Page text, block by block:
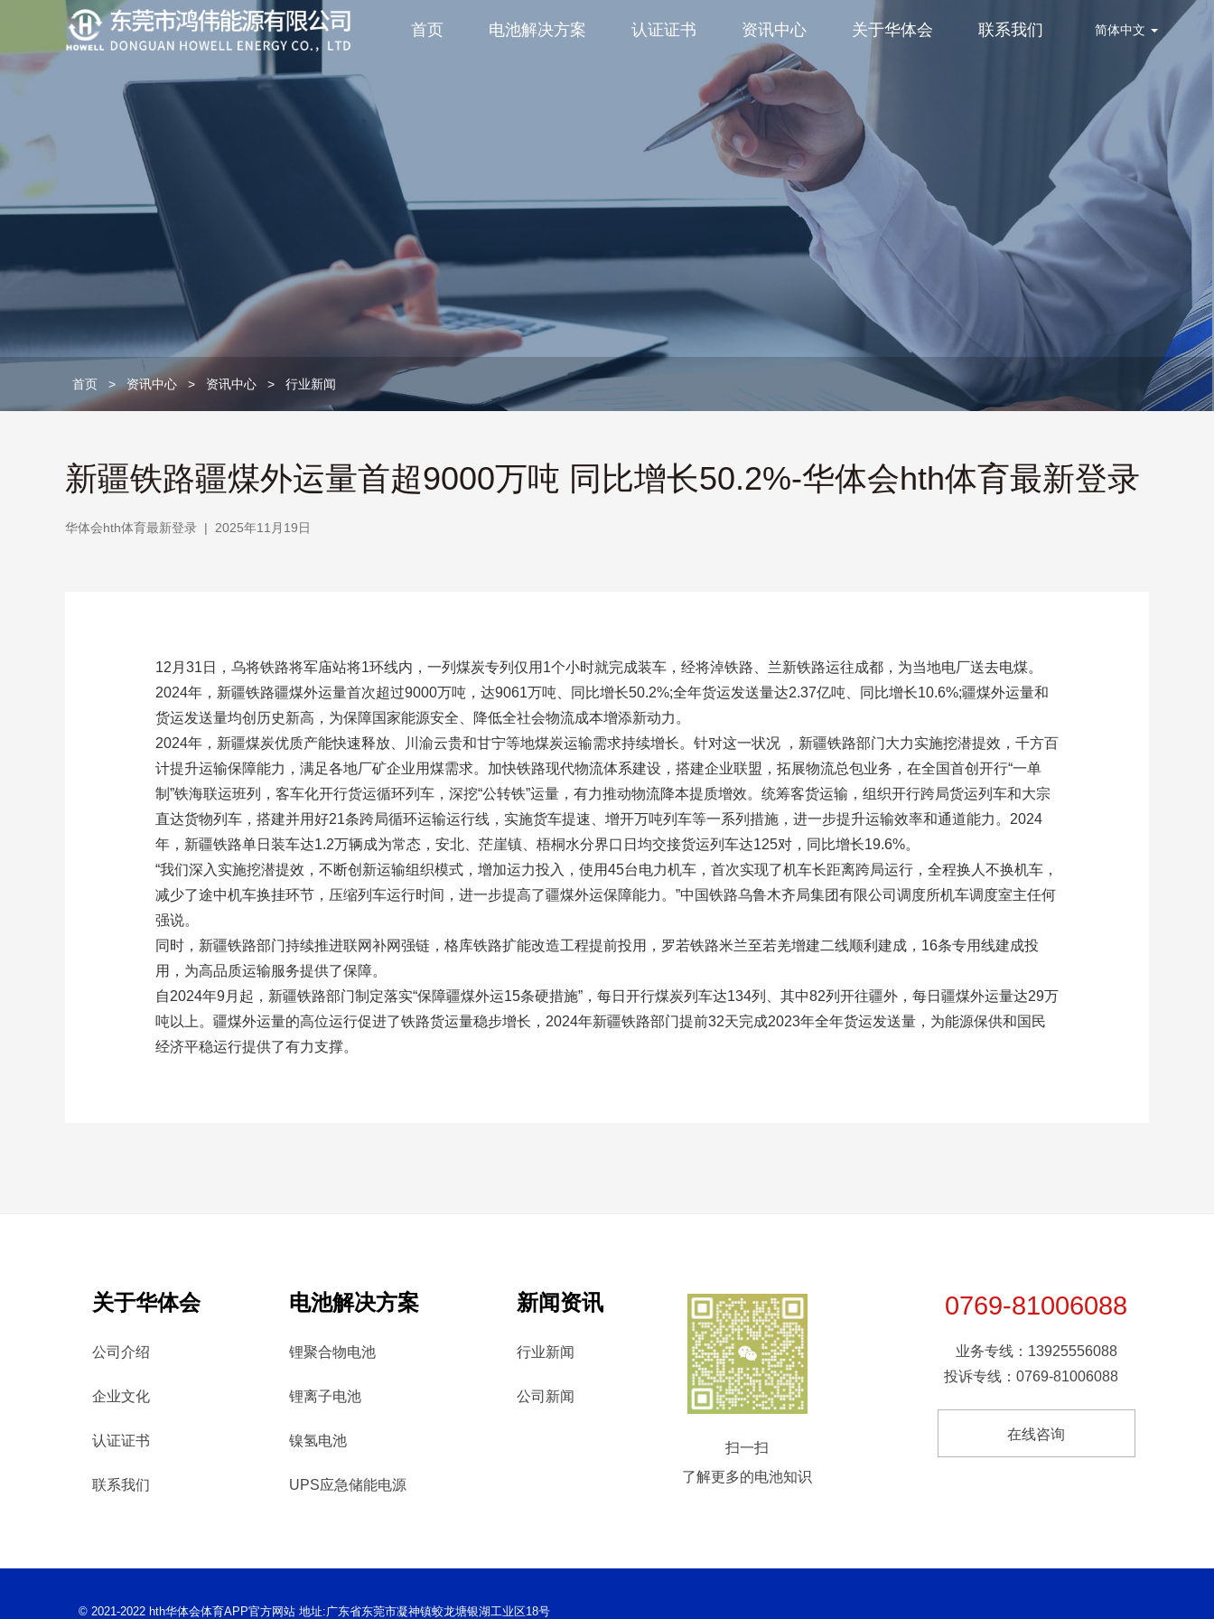
首页 电池解决方案 认证证书 资讯中心 关于华体会 联系我们 简体中文
首页 > 资讯中心 > 资讯中心 > 行业新闻
新疆铁路疆煤外运量首超9000万吨 同比增长50.2%-华体会hth体育最新登录
华体会hth体育最新登录 | 2025年11月19日
12月31日，乌将铁路将军庙站将1环线内，一列煤炭专列仅用1个小时就完成装车，经将淖铁路、兰新铁路运往成都，为当地电厂送去电煤。
2024年，新疆铁路疆煤外运量首次超过9000万吨，达9061万吨、同比增长50.2%;全年货运发送量达2.37亿吨、同比增长10.6%;疆煤外运量和
货运发送量均创历史新高，为保障国家能源安全、降低全社会物流成本增添新动力。
2024年，新疆煤炭优质产能快速释放、川渝云贵和甘宁等地煤炭运输需求持续增长。针对这一状况 ，新疆铁路部门大力实施挖潜提效，千方百
计提升运输保障能力，满足各地厂矿企业用煤需求。加快铁路现代物流体系建设，搭建企业联盟，拓展物流总包业务，在全国首创开行“一单
制”铁海联运班列，客车化开行货运循环列车，深挖“公转铁”运量，有力推动物流降本提质增效。统筹客货运输，组织开行跨局货运列车和大宗
直达货物列车，搭建并用好21条跨局循环运输运行线，实施货车提速、增开万吨列车等一系列措施，进一步提升运输效率和通道能力。2024
年，新疆铁路单日装车达1.2万辆成为常态，安北、茫崖镇、梧桐水分界口日均交接货运列车达125对，同比增长19.6%。
“我们深入实施挖潜提效，不断创新运输组织模式，增加运力投入，使用45台电力机车，首次实现了机车长距离跨局运行，全程换人不换机车，
减少了途中机车换挂环节，压缩列车运行时间，进一步提高了疆煤外运保障能力。”中国铁路乌鲁木齐局集团有限公司调度所机车调度室主任何
强说。
同时，新疆铁路部门持续推进联网补网强链，格库铁路扩能改造工程提前投用，罗若铁路米兰至若羌增建二线顺利建成，16条专用线建成投
用，为高品质运输服务提供了保障。
自2024年9月起，新疆铁路部门制定落实“保障疆煤外运15条硬措施”，每日开行煤炭列车达134列、其中82列开往疆外，每日疆煤外运量达29万
吨以上。疆煤外运量的高位运行促进了铁路货运量稳步增长，2024年新疆铁路部门提前32天完成2023年全年货运发送量，为能源保供和国民
经济平稳运行提供了有力支撑。
关于华体会
公司介绍
企业文化
认证证书
联系我们
电池解决方案
锂聚合物电池
锂离子电池
镍氢电池
UPS应急储能电源
新闻资讯
行业新闻
公司新闻
扫一扫
了解更多的电池知识
0769-81006088
业务专线：13925556088
投诉专线：0769-81006088
在线咨询
© 2021-2022 hth华体会体育APP官方网站 地址:广东省东莞市凝神镇蛟龙塘银湖工业区18号